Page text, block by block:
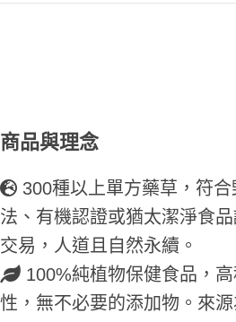
商品與理念
300種以上單方藥草，符
法、有機認證或猶太潔淨食
交易，人道且自然永續。
100%純植物保健食品，
性，無不必要的添加物。來